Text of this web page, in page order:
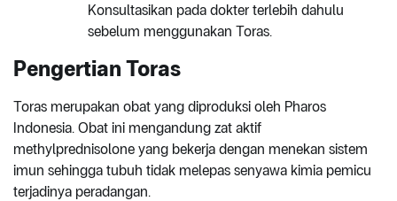
Konsultasikan pada dokter terlebih dahulu
sebelum menggunakan Toras.
Pengertian Toras
Toras merupakan obat yang diproduksi oleh Pharos
Indonesia. Obat ini mengandung zat aktif
methylprednisolone yang bekerja dengan menekan sistem
imun sehingga tubuh tidak melepas senyawa kimia pemicu
terjadinya peradangan.